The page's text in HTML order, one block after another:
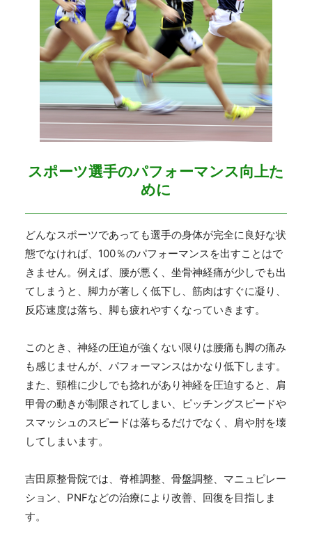
スポーツ選手のパフォーマンス向上た
めに
どんなスポーツであっても選手の身体が完全に良好な状
態でなければ、100％のパフォーマンスを出すことはで
きません。例えば、腰が悪く、坐骨神経痛が少しでも出
てしまうと、脚力が著しく低下し、筋肉はすぐに凝り、
反応速度は落ち、脚も疲れやすくなっていきます。
このとき、神経の圧迫が強くない限りは腰痛も脚の痛み
も感じませんが、パフォーマンスはかなり低下します。
また、頸椎に少しでも捻れがあり神経を圧迫すると、肩
甲骨の動きが制限されてしまい、ピッチングスピードや
スマッシュのスピードは落ちるだけでなく、肩や肘を壊
してしまいます。
吉田原整骨院では、脊椎調整、骨盤調整、マニュピレー
ション、PNFなどの治療により改善、回復を目指しま
す。